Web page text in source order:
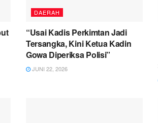
DAERAH
“Usai Kadis Perkimtan Jadi
Tersangka, Kini Ketua Kadin
Gowa Diperiksa Polisi”
JUNI 22, 2026